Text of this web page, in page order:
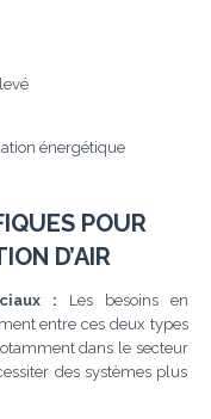
énergétique
POUR
D’AIR
: Les besoins en
entre ces deux types
dans le secteur
des systèmes plus